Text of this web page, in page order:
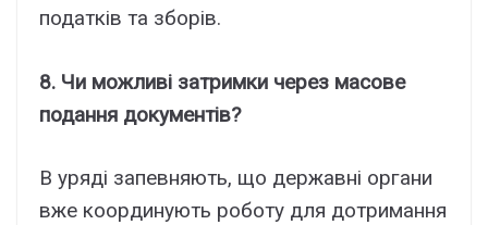
податків та зборів.
8. Чи можливі затримки через масове
подання документів?
В уряді запевняють, що державні органи
вже координують роботу для дотримання